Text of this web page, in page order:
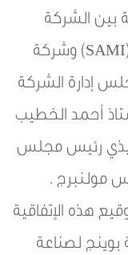
بين الشركة
السعودية للصناعات العسكرية (SAMI) وشركة
إدارة الشركة
أحمد الخطيب
رئيس مجلس
مولنبرج .
هذه الإتفاقية
لصناعة